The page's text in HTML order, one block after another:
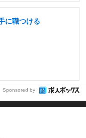
に職つける
Sponsored by